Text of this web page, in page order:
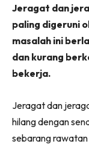
Jeragat dan
paling digeruni
masalah ini
dan kurang
bekerja.
Jeragat dan
hilang dengan
sebarang